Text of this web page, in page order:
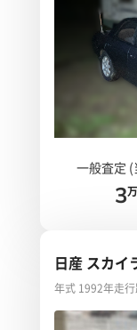
一般査定
3
日産 スカイ
年式 1992年走